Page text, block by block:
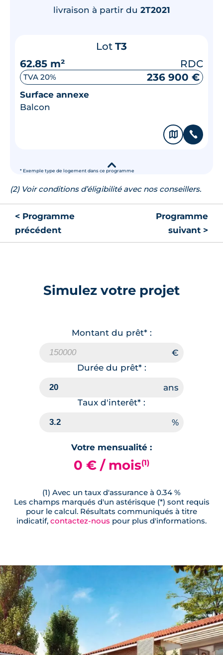
* Exemple type de logement dans ce programme
livraison à partir du 2T2021
Lot T3
62.85 m²
RDC
TVA 20% 236 900 €
Surface annexe
Balcon
🗞 📞
▾
(2) Voir conditions d’éligibilité avec nos conseillers.
< Programme
précédent
Programme
suivant >
Simulez votre projet
Montant du prêt* :
Durée du prêt* :
Taux d'interêt* :
Votre mensualité :
0 € / mois(1)
(1) Avec un taux d'assurance à 0.34 %
Les champs marqués d'un astérisque (*) sont requis
pour le calcul. Résultats communiqués à titre
indicatif, contactez-nous pour plus d'informations.